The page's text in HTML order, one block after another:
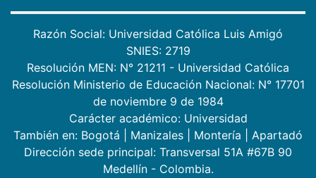
Razón Social: Universidad Católica Luis Amigó
SNIES: 2719
Resolución MEN: N° 21211 - Universidad Católica
Resolución Ministerio de Educación Nacional: N° 17701
de noviembre 9 de 1984
Carácter académico: Universidad
También en: Bogotá Manizales Montería
Apartadó
Dirección sede principal: Transversal 51A #67B 90
Medellín - Colombia.